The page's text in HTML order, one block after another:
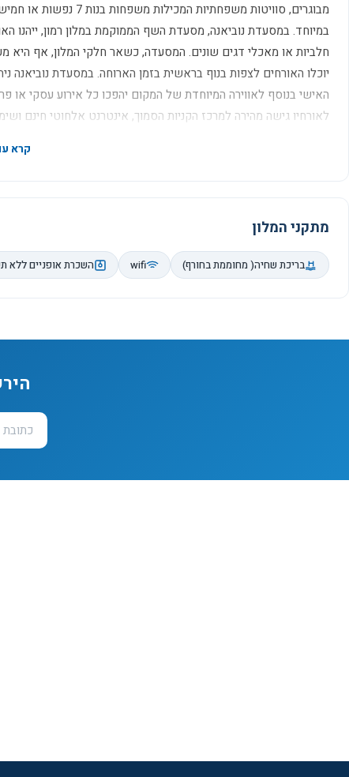
מבוגרים, סוויטות
במיוחד. במסעדת נוביאנה, מסעדת השף הממוקמת במלון רמון, ייהנו
חלביות או מאכלי דגים שונים. המסעדה, כשאר חלקי המלון, אף היא
האישי בנוסף לאווירה המיוחדת של המקום יהפכו כל אירוע עסקי או
לאורחיו גישה מהירה למרכז הקניות הסמוך, אינטרנט אלחוטי חינם
לכל נפש המעניקה תמורה מלאה ומעבר לכן. מלון הסוויטות רמון מעניק
קרא
מתקני המלון
בריכת שחיה( מחוממת בחורף) wifi השכרת אופניים ללא